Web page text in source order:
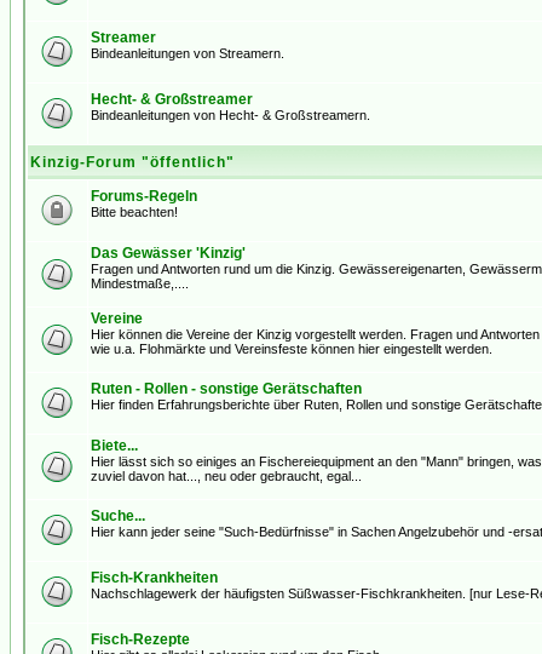
Streamer
Bindeanleitungen von Streamern.
Hecht- & Großstreamer
Bindeanleitungen von Hecht- & Großstreamern.
Kinzig-Forum "öffentlich"
Forums-Regeln
Bitte beachten!
Das Gewässer 'Kinzig'
Fragen und Antworten rund um die Kinzig. Gewässereigenarten,
Mindestmaße,....
Vereine
Hier können die Vereine der Kinzig vorgestellt werden. Fragen und
wie u.a. Flohmärkte und Vereinsfeste können hier eingestellt werden.
Ruten - Rollen - sonstige Gerätschaften
Hier finden Erfahrungsberichte über Ruten, Rollen und sonstige
Biete...
Hier lässt sich so einiges an Fischereiequipment an den "Mann" bringen,
zuviel davon hat..., neu oder gebraucht, egal...
Suche...
Hier kann jeder seine "Such-Bedürfnisse" in Sachen Angelzubehör und -
Fisch-Krankheiten
Nachschlagewerk der häufigsten Süßwasser-Fischkrankheiten. [nur Lese-
Fisch-Rezepte